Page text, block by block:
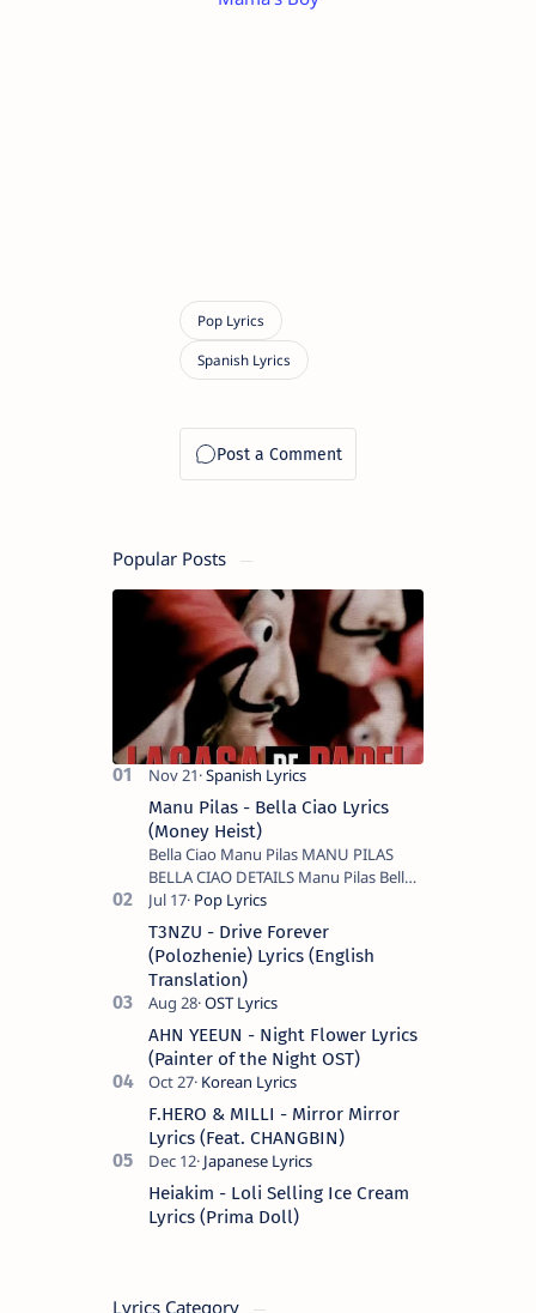
Popular Posts
Manu Pilas - Bella Ciao Lyrics
(Money Heist)
Bella Ciao Manu Pilas MANU PILAS
BELLA CIAO DETAILS Manu Pilas Bella
Ciao Lyrics. Bella Ciao Song Sung By
Spanish Artist Manu Pilas. On the
Spanish s…
T3NZU - Drive Forever
(Polozhenie) Lyrics (English
Translation)
AHN YEEUN - Night Flower Lyrics
(Painter of the Night OST)
F.HERO & MILLI - Mirror Mirror
Lyrics (Feat. CHANGBIN)
Heiakim - Loli Selling Ice Cream
Lyrics (Prima Doll)
Lyrics Category